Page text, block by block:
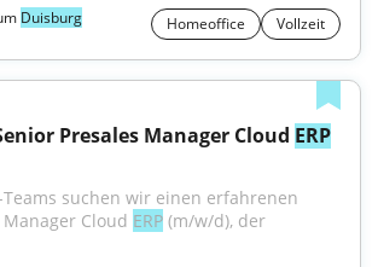
Duisburg Homeoffice Vollzeit
Presales Manager Cloud ERP
Teams suchen wir einen erfahrenen
Cloud ERP (m/w/d), der